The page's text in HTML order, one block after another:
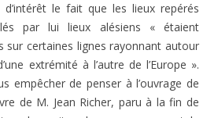
d’intérêt le fait que les lieux repérés
par lui lieux alésiens « étaient
sur certaines lignes rayonnant autour
extrémité à l’autre de l’Europe ».
empêcher de penser à l’ouvrage de
de M. Jean Richer, paru à la fin de